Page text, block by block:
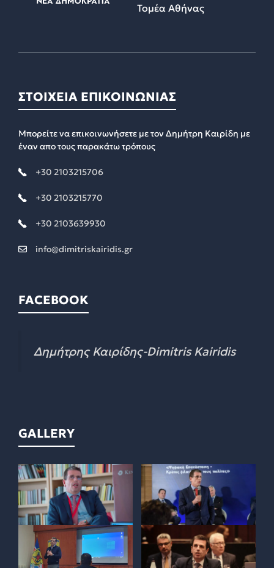
Τομέα Αθήνας
ΣΤΟΙΧΕΙΑ ΕΠΙΚΟΙΝΩΝΙΑΣ
Μπορείτε να επικοινωνήσετε με τον Δημήτρη Καιρίδη με
έναν απο τους παρακάτω τρόπους
+30 2103215706
+30 2103215770
+30 2103639930
info@dimitriskairidis.gr
FACEBOOK
Δημήτρης Καιρίδης-Dimitris Kairidis
GALLERY